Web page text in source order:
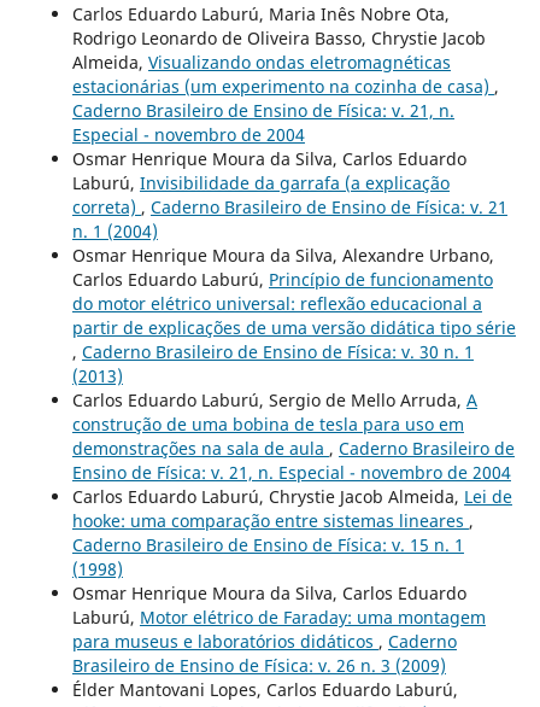
Carlos Eduardo Laburú, Maria Inês Nobre Ota,
Rodrigo Leonardo de Oliveira Basso, Chrystie Jacob
Almeida, Visualizando ondas eletromagnéticas
estacionárias (um experimento na cozinha de casa) ,
Caderno Brasileiro de Ensino de Física: v. 21, n.
Especial - novembro de 2004
Osmar Henrique Moura da Silva, Carlos Eduardo
Laburú, Invisibilidade da garrafa (a explicação
correta) , Caderno Brasileiro de Ensino de Física: v. 21
n. 1 (2004)
Osmar Henrique Moura da Silva, Alexandre Urbano,
Carlos Eduardo Laburú, Princípio de funcionamento
do motor elétrico universal: reflexão educacional a
partir de explicações de uma versão didática tipo série
, Caderno Brasileiro de Ensino de Física: v. 30 n. 1
(2013)
Carlos Eduardo Laburú, Sergio de Mello Arruda, A
construção de uma bobina de tesla para uso em
demonstrações na sala de aula , Caderno Brasileiro de
Ensino de Física: v. 21, n. Especial - novembro de 2004
Carlos Eduardo Laburú, Chrystie Jacob Almeida, Lei de
hooke: uma comparação entre sistemas lineares ,
Caderno Brasileiro de Ensino de Física: v. 15 n. 1
(1998)
Osmar Henrique Moura da Silva, Carlos Eduardo
Laburú, Motor elétrico de Faraday: uma montagem
para museus e laboratórios didáticos , Caderno
Brasileiro de Ensino de Física: v. 26 n. 3 (2009)
Élder Mantovani Lopes, Carlos Eduardo Laburú,